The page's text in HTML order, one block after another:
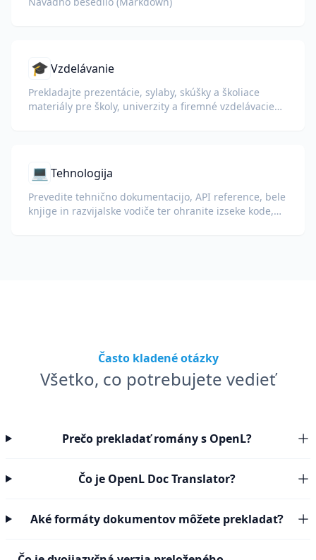
🎓Vzdelávanie
Prekladajte prezentácie, sylaby, skúšky a školiace
materiály pre školy, univerzity a firemné vzdelávacie
💻 Tehnologija
Prevedite tehnično dokumentacijo, API reference, bele
knjige in razvijalske vodiče ter ohranite izseke kode,
Často kladené otázky
Všetko, co potrebujete vedieť
Prečo prekladať romány s OpenL?
Čo je OpenL Doc Translator?
Aké formáty dokumentov môžete prekladať?